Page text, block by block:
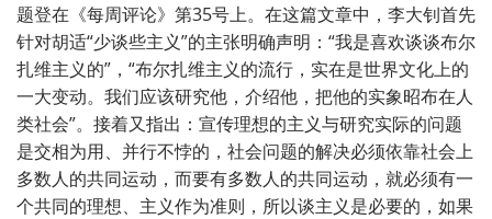
题登在《每周评论》第35号上。在这篇文章中，李大钊首先
针对胡适“少谈些主义”的主张明确声明：“我是喜欢谈谈布尔
扎维主义的”，“布尔扎维主义的流行，实在是世界文化上的
一大变动。我们应该研究他，介绍他，把他的实象昭布在人
类社会”。接着又指出：宣传理想的主义与研究实际的问题
是交相为用、并行不悖的，社会问题的解决必须依靠社会上
多数人的共同运动，而要有多数人的共同运动，就必须有一
个共同的理想、主义作为准则，所以谈主义是必要的，如果